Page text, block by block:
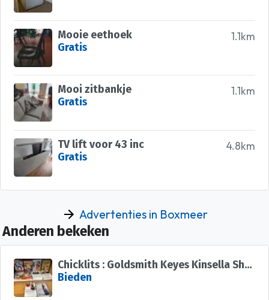
1.1km
Mooie eethoek
Gratis
1.1km
Mooi zitbankje
Gratis
4.8km
TV lift voor 43 inc
Gratis
Advertenties in Boxmeer
Anderen bekeken
Chicklits : Goldsmith Keyes Kinsella Shreve Kelly Giffin
Bieden